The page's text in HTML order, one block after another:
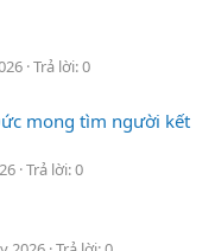
Trả lời: 0
mong tìm người kết
Trả lời: 0